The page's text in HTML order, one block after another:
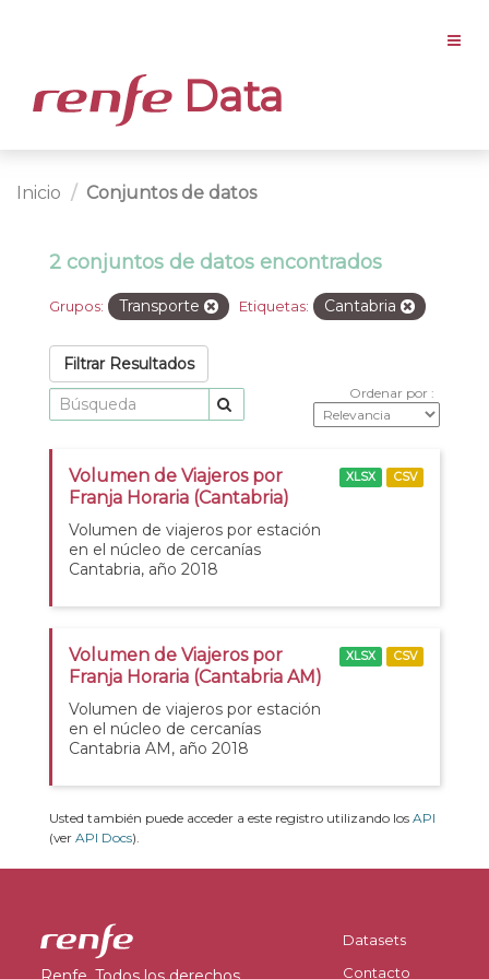
Data
Inicio Conjuntos de datos
2 conjuntos de datos encontrados
Grupos: Transporte Etiquetas: Cantabria
Filtrar Resultados
Ordenar por
Volumen de Viajeros por
Franja Horaria (Cantabria)
Volumen de viajeros por estación
en el núcleo de cercanías
Cantabria, año 2018
XLSX CSV
Volumen de Viajeros por
Franja Horaria (Cantabria AM)
Volumen de viajeros por estación
en el núcleo de cercanías
Cantabria AM, año 2018
XLSX CSV
Usted también puede acceder a este registro utilizando los API
(ver API Docs).
Datasets
Contacto